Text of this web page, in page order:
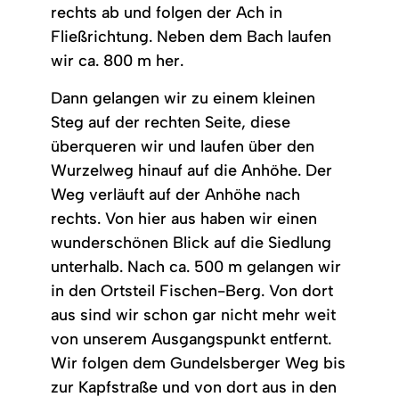
rechts ab und folgen der Ach in
Fließrichtung. Neben dem Bach laufen
wir ca. 800 m her.
Dann gelangen wir zu einem kleinen
Steg auf der rechten Seite, diese
überqueren wir und laufen über den
Wurzelweg hinauf auf die Anhöhe. Der
Weg verläuft auf der Anhöhe nach
rechts. Von hier aus haben wir einen
wunderschönen Blick auf die Siedlung
unterhalb. Nach ca. 500 m gelangen wir
in den Ortsteil Fischen-Berg. Von dort
aus sind wir schon gar nicht mehr weit
von unserem Ausgangspunkt entfernt.
Wir folgen dem Gundelsberger Weg bis
zur Kapfstraße und von dort aus in den